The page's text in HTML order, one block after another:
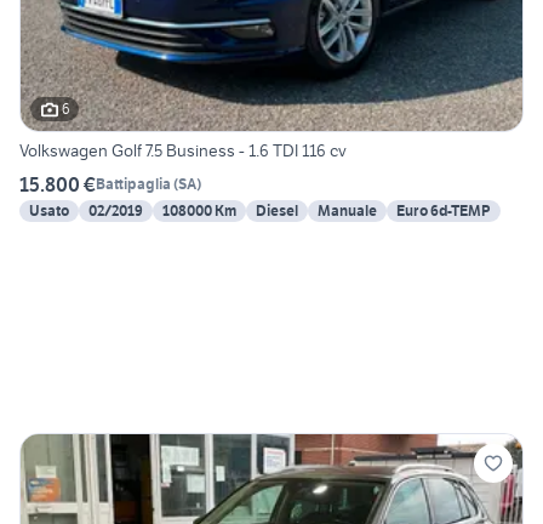
6
Volkswagen Golf 7.5 Business - 1.6 TDI 116 cv
15.800 €Battipaglia (SA)
Usato
02/2019 108000 Km Diesel Manuale Euro 6d-TEMP